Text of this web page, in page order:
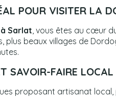
POUR VISITER LA
Sarlat , vous êtes au cœur
plus beaux villages de
SAVOIR-FAIRE LOCAL
proposant artisanat local,